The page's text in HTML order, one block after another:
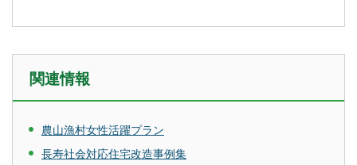
関連情報
農山漁村女性活躍プラン
長寿社会対応住宅改造事例集